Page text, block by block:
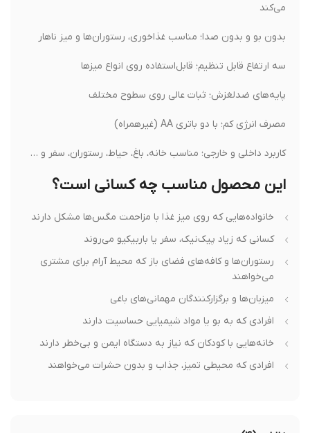
می‌کند
بدون بو و بدون صدا؛ مناسب غذاخوری، رستوران‌ها و میز ناهار
سه ارتفاع قابل تنظیم؛ قابل‌استفاده روی انواع میزها
پایه‌های ضدلغزش؛ ثبات عالی روی سطوح مختلف
مصرف انرژی کم؛ با دو باتری AA (غیرهمراه)
کاربرد داخلی و خارجی؛ مناسب خانه، باغ، حیاط، رستوران، سفر و …
این محصول مناسب چه کسانی است؟
خانواده‌هایی که روی میز غذا با مزاحمت مگس‌ها مشکل دارند
کسانی که زیاد پیک‌نیک، سفر یا باربیکیو می‌روند
رستوران‌ها و کافه‌های فضای باز که محیط آرام برای مشتری
می‌خواهند
میزبان‌ها و برگزارکنندگان مهمانی‌های باغی
افرادی که به بو یا مواد شیمیایی حساسیت دارند
خانه‌هایی با کودکان که نیاز به دستگاه ایمن و بی‌خطر دارند
افرادی که محیطی تمیز، جذاب و بدون حشرات می‌خواهند